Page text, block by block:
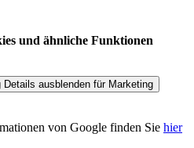
und ähnliche Funktionen
Details ausblenden für Marketing
von Google finden Sie hier